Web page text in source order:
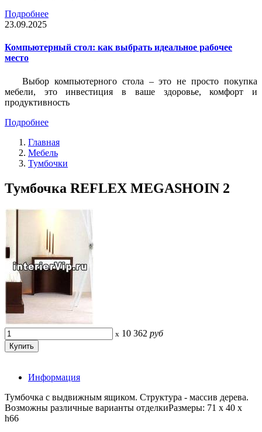
Подробнее
23.09.2025
Компьютерный стол: как выбрать идеальное рабочее
место
Выбор компьютерного стола – это не просто покупка
мебели, это инвестиция в ваше здоровье, комфорт и
продуктивность
Подробнее
Главная
Мебель
Тумбочки
Тумбочка REFLEX MEGASHOIN 2
x 10 362 руб
Информация
Тумбочка с выдвижным ящиком. Структура - массив дерева.
Возможны различные варианты отделкиРазмеры: 71 x 40 x
h66